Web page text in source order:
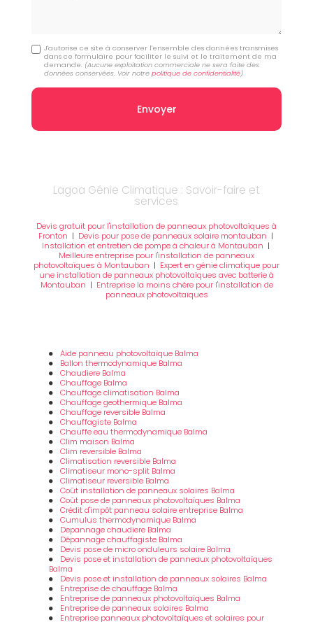
J'autorise ce site à conserver l'ensemble des données transmises
dans ce formulaire pour faciliter le suivi et le traitement de ma
demande. (Aucune exploitation commerciale ne sera faite des
données conservées. Voir notrepolitique de confidentialité)
Lagoa Génie Climatique : Savoir-faire et
services
Devis gratuit pour l'installation de panneaux photovoltaïques à
Fronton | Devis pour pose de panneaux solaire montauban |
Installation et entretien de pompe à chaleur à Montauban |
Meilleure entreprise pour l'installation de panneaux
photovoltaïques à Montauban | Expert en génie climatique pour
une installation de panneaux photovoltaïques avec batterie à
Montauban | Entreprise la moins chère pour l'installation de
panneaux photovoltaïques
Aide panneau photovoltaïque Balma
Ballon thermodynamique Balma
Chaudiere Balma
Chauffage Balma
Chauffage climatisation Balma
Chauffage geothermique Balma
Chauffage reversible Balma
Chauffagiste Balma
Chauffe eau thermodynamique Balma
Clim maison Balma
Clim reversible Balma
Climatisation reversible Balma
Climatiseur mono-split Balma
Climatiseur reversible Balma
Coût installation de panneaux solaires Balma
Coût pose de panneaux photovoltaïques Balma
Crédit d'impôt panneau solaire entreprise Balma
Cumulus thermodynamique Balma
Depannage chaudiere Balma
Dépannage chauffagiste Balma
Devis pose de micro onduleurs solaire Balma
Devis pose et installation de panneaux photovoltaïques
Balma
Devis pose et installation de panneaux solaires Balma
Entreprise de chauffage Balma
Entreprise de panneaux photovoltaïques Balma
Entreprise de panneaux solaires Balma
Entreprise panneaux photovoltaïques et solaires pour